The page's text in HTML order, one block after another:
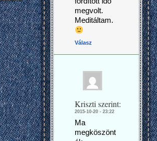
megvolt.
Meditáltam.
Válasz
Kriszti szerint:
2015-10-20 - 23:22
Ma
megköszönt